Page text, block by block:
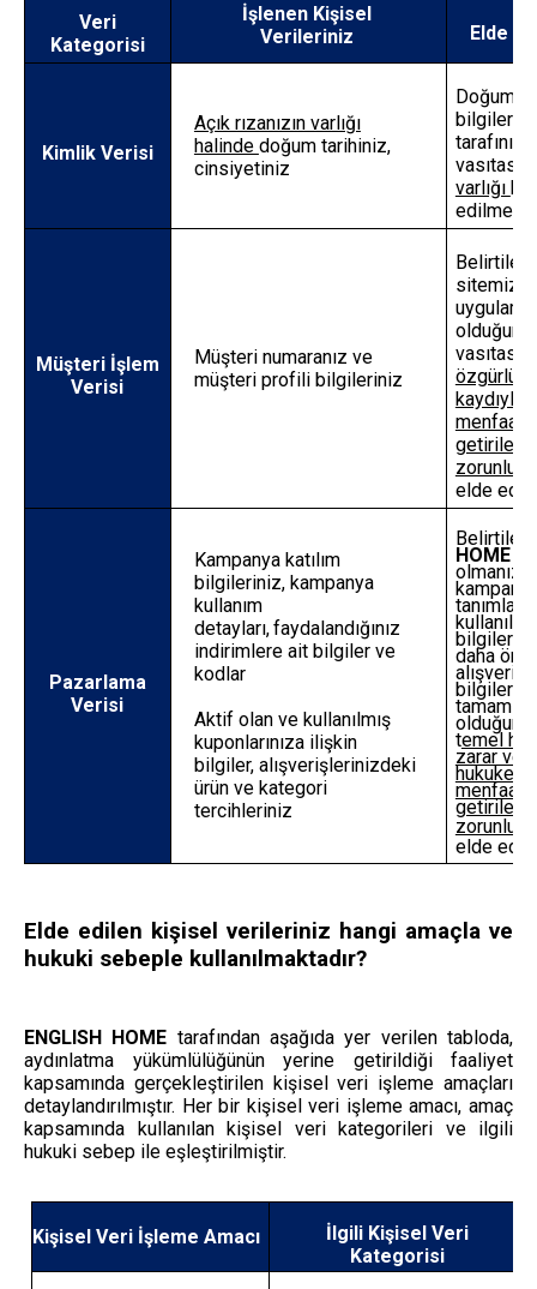
Veri
Kategorisi
İşlenen Kişisel
Verileriniz
Elde
Kimlik Verisi
Açık rızanızın varlığı
halinde doğum tarihiniz,
cinsiyetiniz
Doğum
varlığı
Müşteri İşlem
Verisi
Müşteri numaranız ve
müşteri profili bilgileriniz
Belirtilen
sitemiz
kaydıyla
zorunlu
elde
Pazarlama
Verisi
Kampanya katılım
bilgileriniz, kampanya
kullanım
detayları,faydalandığınız
indirimlere ait bilgiler ve
kodlar
Aktif olan ve kullanılmış
kuponlarınıza ilişkin
bilgiler,alışverişlerinizdeki
ürün ve kategori
tercihleriniz
Belirtilen
HOME
bilgiler
daha
alışveriş
bilgiler
temel
zarar
hukuken
zorunlu
elde
Elde edilen kişisel verileriniz hangi amaçla ve
hukuki sebeple kullanılmaktadır?
ENGLISH HOME tarafından aşağıda yer verilen tabloda,
aydınlatma yükümlülüğünün yerine getirildiği faaliyet
kapsamında gerçekleştirilen kişisel veri işleme amaçları
detaylandırılmıştır. Her bir kişisel veri işleme amacı, amaç
kapsamında kullanılan kişisel veri kategorileri ve ilgili
hukuki sebep ile eşleştirilmiştir.
Kişisel Veri İşleme Amacı
İlgili Kişisel Veri
Kategorisi